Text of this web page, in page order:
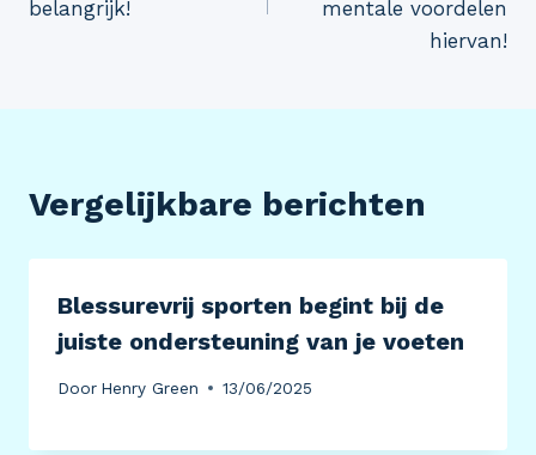
belangrijk!
mentale voordelen
hiervan!
Vergelijkbare berichten
Blessurevrij sporten begint bij de
juiste ondersteuning van je voeten
Door Henry Green 13/06/2025